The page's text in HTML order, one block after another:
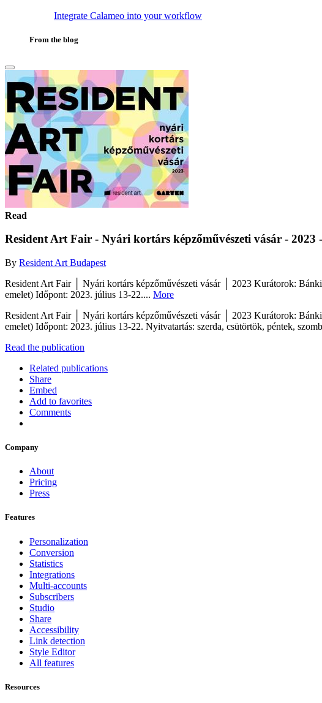
Integrate Calameo into your workflow
From the blog
Read
Resident Art Fair - Nyári kortárs képzőművészeti vásár - 2023
By Resident Art Budapest
Resident Art Fair │ Nyári kortárs képzőművészeti vásár │ 2023 Kurátorok:
emelet) Időpont: 2023. július 13-22.... More
Resident Art Fair │ Nyári kortárs képzőművészeti vásár │ 2023 Kurátorok:
emelet) Időpont: 2023. július 13-22. Nyitvatartás: szerda, csütörtök, péntek,
Read the publication
Related publications
Share
Embed
Add to favorites
Comments
Company
About
Pricing
Press
Features
Personalization
Conversion
Statistics
Integrations
Multi-accounts
Subscribers
Studio
Share
Accessibility
Link detection
Style Editor
All features
Resources